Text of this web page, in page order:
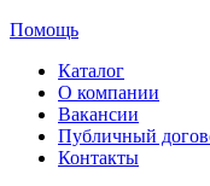
Помощь
Каталог
О компании
Вакансии
Публичный
Контакты